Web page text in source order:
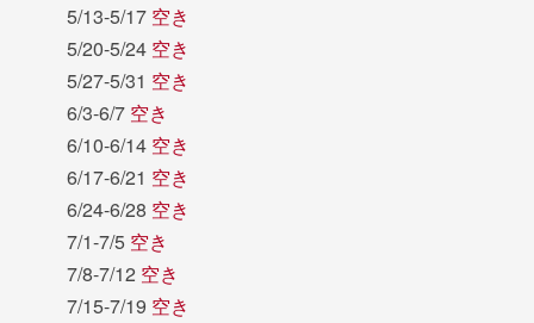
5/13-5/17 空き
5/20-5/24 空き
5/27-5/31 空き
6/3-6/7 空き
6/10-6/14 空き
6/17-6/21 空き
6/24-6/28 空き
7/1-7/5 空き
7/8-7/12 空き
7/15-7/19 空き